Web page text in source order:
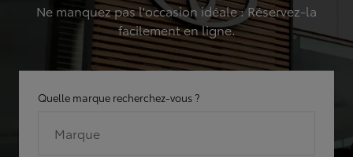
Ne manquez pas l'occasion idéale : Réservez-la
facilement en ligne.
Quelle marque recherchez-vous ?
Marque